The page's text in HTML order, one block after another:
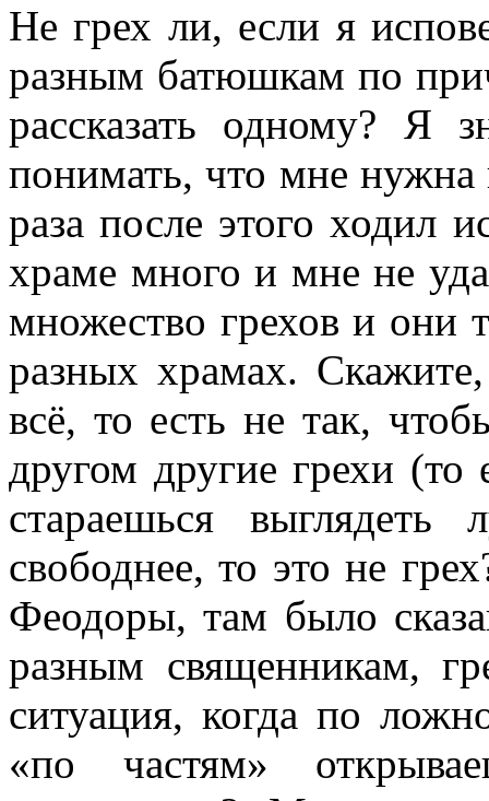
Не грех ли, если я
разным батюшкам по
рассказать одному? Я
понимать, что мне нужна
раза после этого ходил
храме много и мне не
множество грехов и они
разных храмах.
всё, то есть не так,
другом другие грехи (то
стараешься
свободнее, то это не
Феодоры, там было
разным священникам,
ситуация, когда по
«по частям»